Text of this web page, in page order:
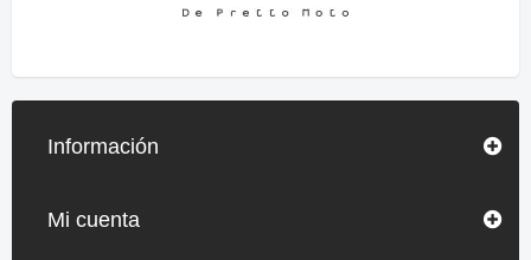
Información
Mi cuenta